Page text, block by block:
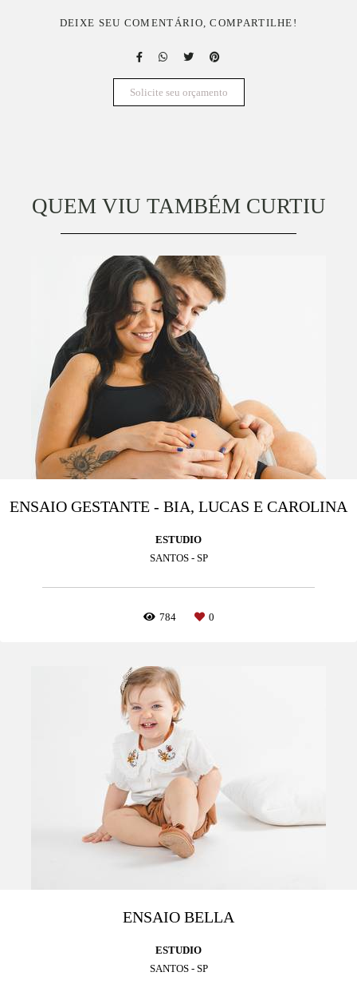
DEIXE SEU COMENTÁRIO, COMPARTILHE!
Solicite seu orçamento
QUEM VIU TAMBÉM CURTIU
ENSAIO GESTANTE - BIA, LUCAS E CAROLINA
ESTUDIO
SANTOS - SP
784 0
ENSAIO BELLA
ESTUDIO
SANTOS - SP